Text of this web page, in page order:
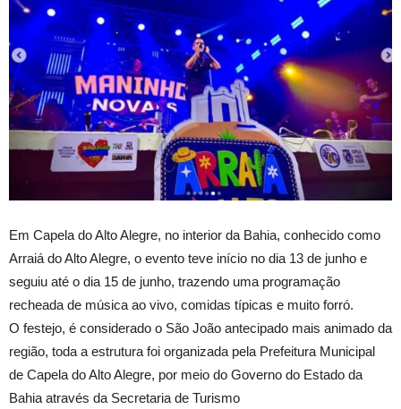
Em Capela do Alto Alegre, no interior da Bahia, conhecido como
Arraiá do Alto Alegre, o evento teve início no dia 13 de junho e
seguiu até o dia 15 de junho, trazendo uma programação
recheada de música ao vivo, comidas típicas e muito forró.
O festejo, é considerado o São João antecipado mais animado da
região, toda a estrutura foi organizada pela Prefeitura Municipal
de Capela do Alto Alegre, por meio do Governo do Estado da
Bahia através da Secretaria de Turismo